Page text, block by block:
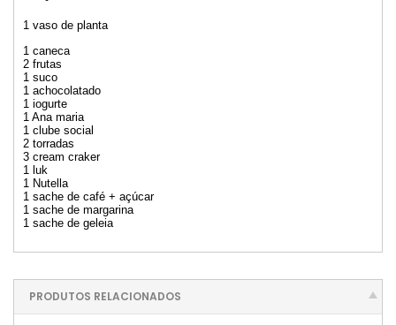
1 vaso de planta
1 caneca
2 frutas
1 suco
1 achocolatado
1 iogurte
1 Ana maria
1 clube social
2 torradas
3 cream craker
1 luk
1 Nutella
1 sache de café + açúcar
1 sache de margarina
1 sache de geleia
PRODUTOS RELACIONADOS